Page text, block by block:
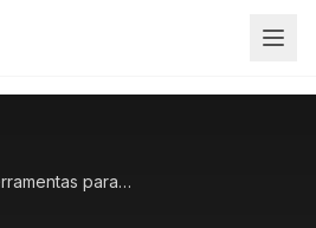
5 dicas de ferramentas para empreendedores